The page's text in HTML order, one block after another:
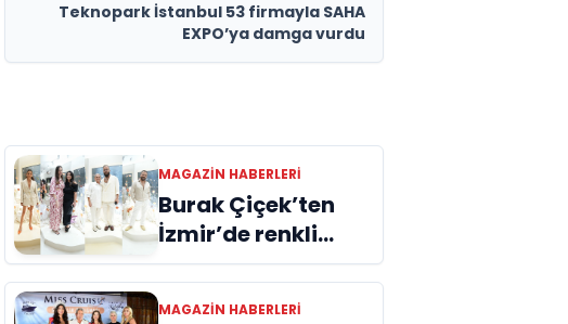
Teknopark İstanbul 53 firmayla SAHA
EXPO’ya damga vurdu
MAGAZIN HABERLERI
Burak Çiçek’ten
İzmir’de renkli
açılış
MAGAZIN HABERLERI